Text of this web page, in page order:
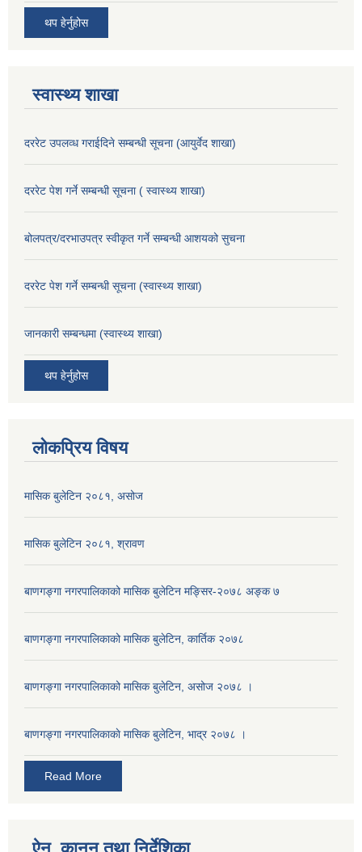
थप हेर्नुहोस
स्वास्थ्य शाखा
दररेट उपलव्ध गराईदिने सम्बन्धी सूचना (आयुर्वेद शाखा)
दररेट पेश गर्ने सम्बन्धी सूचना ( स्वास्थ्य शाखा)
बोलपत्र/दरभाउपत्र स्वीकृत गर्ने सम्बन्धी आशयको सुचना
दररेट पेश गर्ने सम्बन्धी सूचना (स्वास्थ्य शाखा)
जानकारी सम्बन्धमा (स्वास्थ्य शाखा)
थप हेर्नुहोस
लोकप्रिय विषय
मासिक बुलेटिन २०८१, असोज
मासिक बुलेटिन २०८१, श्रावण
बाणगङ्गा नगरपालिकाको मासिक बुलेटिन मङ्सिर-२०७८ अङ्क ७
बाणगङ्गा नगरपालिकाको मासिक बुलेटिन, कार्तिक २०७८
बाणगङ्गा नगरपालिकाको मासिक बुलेटिन, असोज २०७८ ।
बाणगङ्गा नगरपालिकाकाे मासिक बुलेटिन, भाद्र २०७८ ।
Read More